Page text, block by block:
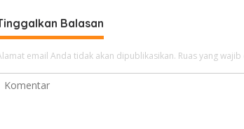
Balasan
email Anda tidak akan dipublikasikan. Ruas yang